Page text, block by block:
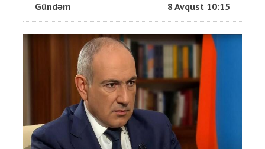
Gündəm 8 Avqust 10:15